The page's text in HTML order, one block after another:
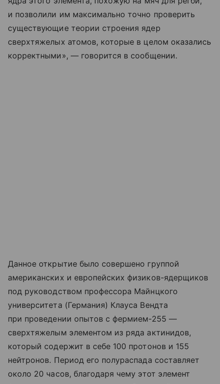
и позволили им максимально точно проверить
существующие теории строения ядер
сверхтяжелых атомов, которые в целом оказались
корректными», — говорится в сообщении.
Данное открытие было совершено группой
американских и европейских физиков-ядерщиков
под руководством профессора Майнцкого
университета (Германия) Клауса Вендта
при проведении опытов с фермием-255 —
сверхтяжелым элементом из ряда актинидов,
который содержит в себе 100 протонов и 155
нейтронов. Период его полураспада составляет
около 20 часов, благодаря чему этот элемент